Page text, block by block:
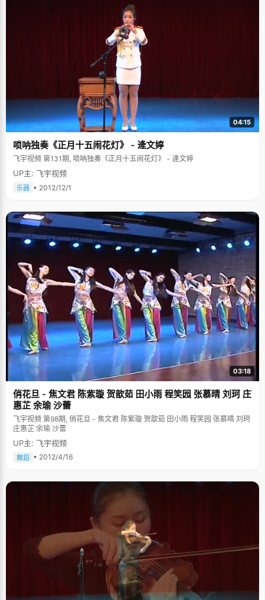
04:15
唢呐独奏《正月十五闹花灯》 - 逄文婷
飞宇视频 第131期, 唢呐独奏《正月十五闹花灯》 - 逄文婷
UP主: 飞宇视频
乐器 • 2012/12/1
03:18
俏花旦 - 焦文君 陈紫璇 贺歆茹 田小雨 程笑园 张慕晴 刘珂 庄
惠芷 余瑜 沙蕾
飞宇视频 第98期, 俏花旦 - 焦文君 陈紫璇 贺歆茹 田小雨 程笑园 张慕晴 刘珂
庄惠芷 余瑜 沙蕾
UP主: 飞宇视频
舞蹈 • 2012/4/16